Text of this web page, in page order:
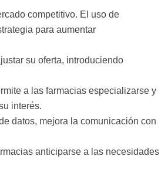
competitivo. El uso de
para aumentar
su oferta, introduciendo
a las farmacias especializarse y
interés.
datos, mejora la comunicación con
anticiparse a las necesidades